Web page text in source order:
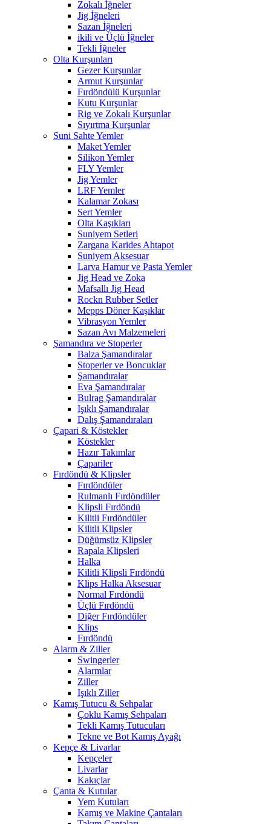
Zokalı İğneler
Jig İğneleri
Sazan İğneleri
ikili ve Üçlü İğneler
Tekli İğneler
Olta Kurşunları
Gezer Kurşunlar
Armut Kurşunlar
Fırdöndülü Kurşunlar
Kutu Kurşunlar
Rig ve Zokalı Kurşunlar
Sıyırtma Kurşunlar
Suni Sahte Yemler
Maket Yemler
Silikon Yemler
FLY Yemler
Jig Yemler
LRF Yemler
Kalamar Zokası
Sert Yemler
Olta Kaşıkları
Suniyem Setleri
Zargana Karides Ahtapot
Suniyem Aksesuar
Larva Hamur ve Pasta Yemler
Jig Head ve Zoka
Mafsallı Jig Head
Rockn Rubber Setler
Mepps Döner Kaşıklar
Vibrasyon Yemler
Sazan Avı Malzemeleri
Şamandıra ve Stoperler
Balza Şamandıralar
Stoperler ve Boncuklar
Şamandıralar
Eva Şamandıralar
Bulrag Şamandıralar
Işıklı Şamandıralar
Dalış Şamandıraları
Çapari & Köstekler
Köstekler
Hazır Takımlar
Çapariler
Fırdöndü & Klipsler
Fırdöndüler
Rulmanlı Fırdöndüler
Klipsli Fırdöndü
Kilitli Fırdöndüler
Kilitli Klipsler
Düğümsüz Klipsler
Rapala Klipsleri
Halka
Kilitli Klipsli Fırdöndü
Klips Halka Aksesuar
Normal Fırdöndü
Üçlü Fırdöndü
Diğer Fırdöndüler
Klips
Fırdöndü
Alarm & Ziller
Swingerler
Alarmlar
Ziller
Işıklı Ziller
Kamış Tutucu & Sehpalar
Çoklu Kamış Sehpaları
Tekli Kamış Tutucuları
Tekne ve Bot Kamış Ayağı
Kepçe & Livarlar
Kepçeler
Livarlar
Kakıçlar
Çanta & Kutular
Yem Kutuları
Kamış ve Makine Çantaları